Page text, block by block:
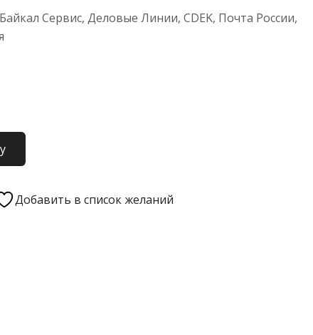
Сервис, Деловые Линии, CDEK, Почта России,
Добавить в список желаний